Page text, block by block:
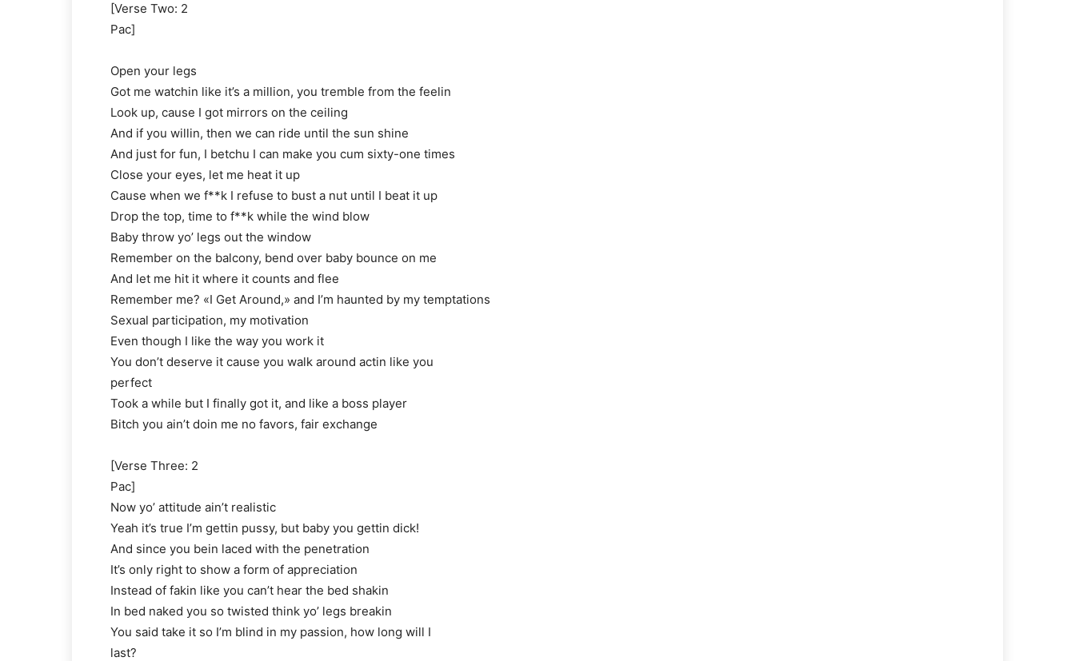
[Verse Two: 2
Pac]
Open your legs
Got me watchin like it’s a million, you tremble from the feelin
Look up, cause I got mirrors on the ceiling
And if you willin, then we can ride until the sun shine
And just for fun, I betchu I can make you cum sixty-one times
Close your eyes, let me heat it up
Cause when we f**k I refuse to bust a nut until I beat it up
Drop the top, time to f**k while the wind blow
Baby throw yo’ legs out the window
Remember on the balcony, bend over baby bounce on me
And let me hit it where it counts and flee
Remember me? «I Get Around,» and I’m haunted by my temptations
Sexual participation, my motivation
Even though I like the way you work it
You don’t deserve it cause you walk around actin like you
perfect
Took a while but I finally got it, and like a boss player
Bitch you ain’t doin me no favors, fair exchange
[Verse Three: 2
Pac]
Now yo’ attitude ain’t realistic
Yeah it’s true I’m gettin pussy, but baby you gettin dick!
And since you bein laced with the penetration
It’s only right to show a form of appreciation
Instead of fakin like you can’t hear the bed shakin
In bed naked you so twisted think yo’ legs breakin
You said take it so I’m blind in my passion, how long will I
last?